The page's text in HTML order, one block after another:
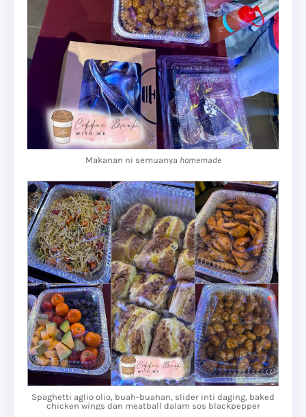
Makanan ni semuanya homemade
Spaghetti aglio olio, buah-buahan, slider inti daging, baked
chicken wings dan meatball dalam sos blackpepper